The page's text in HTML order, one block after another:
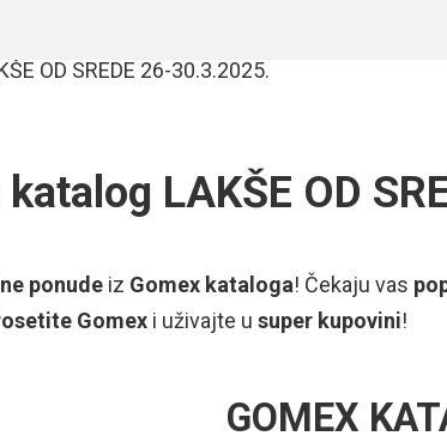
katalog LAKŠE OD
ponude iz Gomex kataloga! Čekaju vas
Gomex i uživajte u super kupovini!
GOMEX